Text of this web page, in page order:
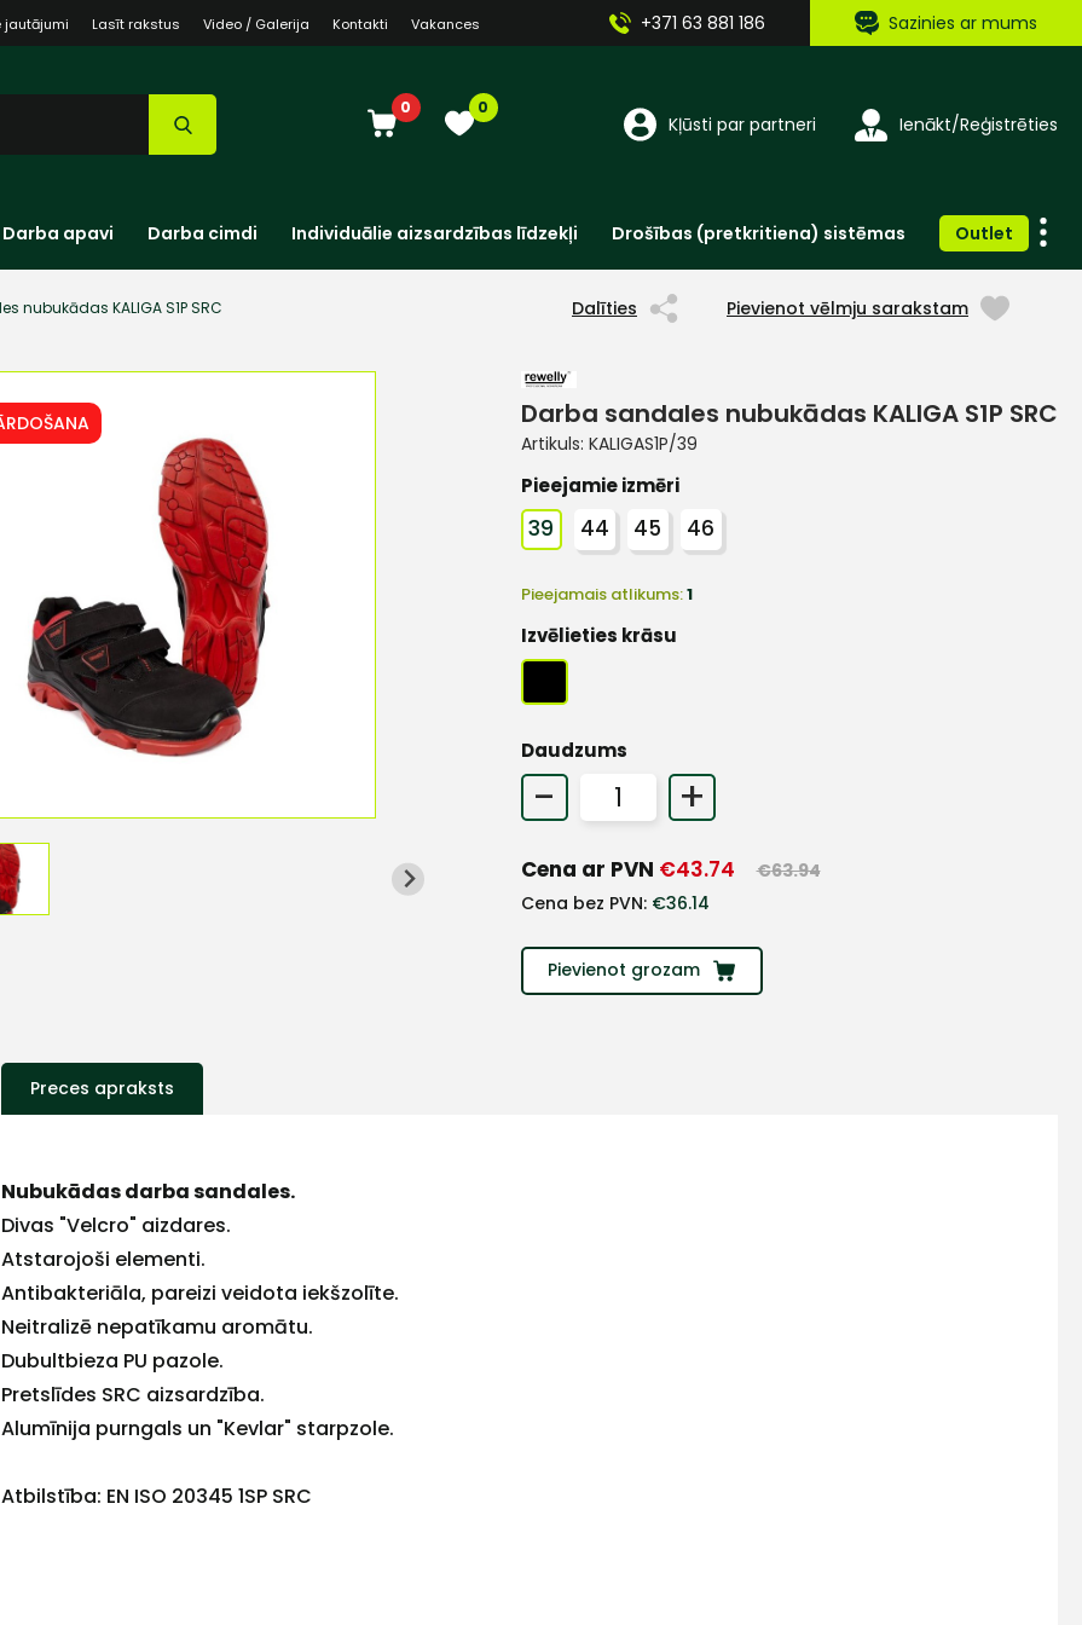
jautājumi Lasīt rakstus Video / Galerija Kontakti Vakances +371 63 881 186 Sazinies ar mums
0 0
Kļūsti par partneri Ienākt/Reģistrēties
Darba apavi Darba cimdi Individuālie aizsardzības līdzekļi Drošības (pretkritiena) sistēmas Outlet
nubukādas KALIGA S1P SRC Dalīties Pievienot vēlmju sarakstam
Darba sandales nubukādas KALIGA S1P SRC
Artikuls: KALIGAS1P/39
Pieejamie izmēri
39 44 45 46
Pieejamais atlikums:1
Izvēlieties krāsu
Daudzums
- +
Cena ar PVN €43.74 €63.94
Cena bez PVN: €36.14
Pievienot grozam
Preces apraksts
Nubukādas darba sandales.
Divas "Velcro" aizdares.
Atstarojoši elementi.
Antibakteriāla, pareizi veidota iekšzolīte.
Neitralizē nepatīkamu aromātu.
Dubultbieza PU pazole.
Pretslīdes SRC aizsardzība.
Alumīnija purngals un "Kevlar" starpzole.
Atbilstība: EN ISO 20345 1SP SRC
+